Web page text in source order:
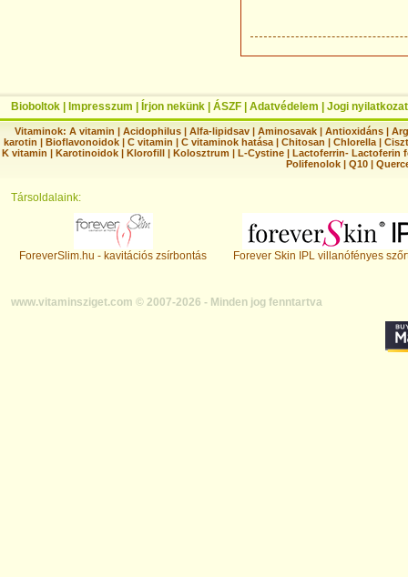
Bioboltok | Impresszum | Írjon nekünk | ÁSZF | Adatvédelem | Jogi nyilatkozat
Vitaminok: A vitamin |Acidophilus |Alfa-lipidsav |Aminosavak |Antioxidáns |
karotin | Bioflavonoidok | C vitamin | C vitaminok hatása | Chitosan | Chlorella |
K vitamin | Karotinoidok | Klorofill | Kolosztrum | L-Cystine | Lactoferrin- Lactoferin
Polifenolok |Q10 |
Társoldalaink:
ForeverSlim.hu - kavitációs zsírbontás Forever Skin IPL villanófényes
www.vitaminsziget.com © 2007-2026 - Minden jog fenntartva